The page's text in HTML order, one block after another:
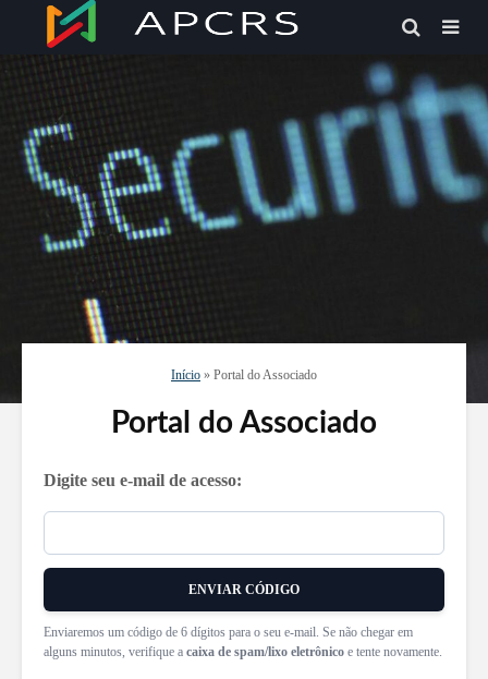
Início » Portal do Associado
Portal do Associado
Digite seu e-mail de acesso:
ENVIAR CÓDIGO
Enviaremos um código de 6 dígitos para o seu e‑mail. Se não chegar em
alguns minutos, verifique a caixa de spam/lixo eletrônico e tente novamente.